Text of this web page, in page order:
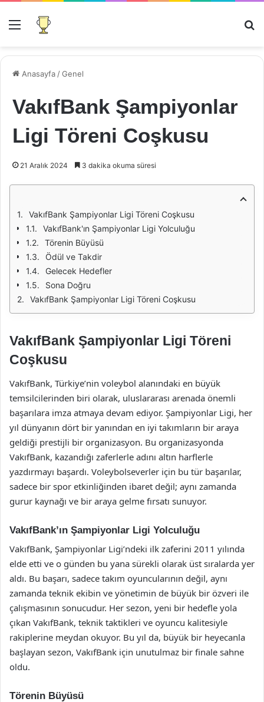
Menü
Anasayfa /Genel
VakıfBank Şampiyonlar
Ligi Töreni Coşkusu
21 Aralık 2024 3 dakika okuma süresi
VakıfBank Şampiyonlar Ligi Töreni Coşkusu
VakıfBank'ın Şampiyonlar Ligi Yolculuğu
Törenin Büyüsü
Ödül ve Takdir
Gelecek Hedefler
Sona Doğru
VakıfBank Şampiyonlar Ligi Töreni Coşkusu
VakıfBank Şampiyonlar Ligi Töreni
Coşkusu
VakıfBank, Türkiye’nin voleybol alanındaki en büyük
temsilcilerinden biri olarak, uluslararası arenada önemli
başarılara imza atmaya devam ediyor. Şampiyonlar Ligi, her
yıl dünyanın dört bir yanından en iyi takımların bir araya
geldiği prestijli bir organizasyon. Bu organizasyonda
VakıfBank, kazandığı zaferlerle adını altın harflerle
yazdırmayı başardı. Voleybolseverler için bu tür başarılar,
sadece bir spor etkinliğinden ibaret değil; aynı zamanda
gurur kaynağı ve bir araya gelme fırsatı sunuyor.
VakıfBank’ın Şampiyonlar Ligi Yolculuğu
VakıfBank, Şampiyonlar Ligi’ndeki ilk zaferini 2011 yılında
elde etti ve o günden bu yana sürekli olarak üst sıralarda yer
aldı. Bu başarı, sadece takım oyuncularının değil, aynı
zamanda teknik ekibin ve yönetimin de büyük bir özveri ile
çalışmasının sonucudur. Her sezon, yeni bir hedefle yola
çıkan VakıfBank, teknik taktikleri ve oyuncu kalitesiyle
rakiplerine meydan okuyor. Bu yıl da, büyük bir heyecanla
başlayan sezon, VakıfBank için unutulmaz bir finale sahne
oldu.
Törenin Büyüsü